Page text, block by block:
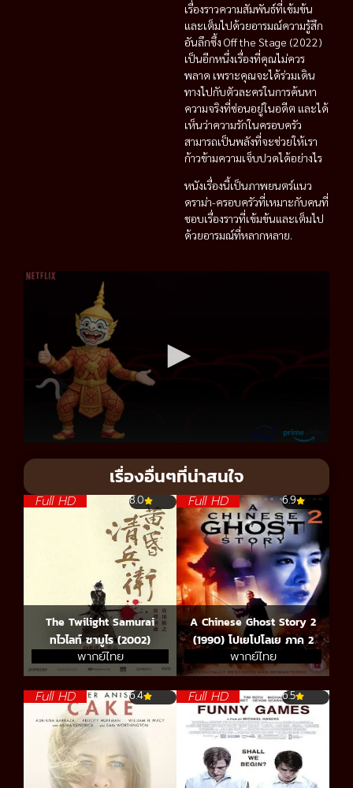
เรื่องราวความสัมพันธ์ที่เข้มข้น
และเต็มไปด้วยอารมณ์ความรู้สึก
อันลึกซึ้ง Off the Stage (2022)
เป็นอีกหนึ่งเรื่องที่คุณไม่ควร
พลาด เพราะคุณจะได้ร่วมเดิน
ทางไปกับตัวละครในการค้นหา
ความจริงที่ซ่อนอยู่ในอดีต และได้
เห็นว่าความรักในครอบครัว
สามารถเป็นพลังที่จะช่วยให้เรา
ก้าวข้ามความเจ็บปวดได้อย่างไร
หนังเรื่องนี้เป็นภาพยนตร์แนว
ดราม่า-ครอบครัวที่เหมาะกับคนที่
ชอบเรื่องราวที่เข้มข้นและเต็มไป
ด้วยอารมณ์ที่หลากหลาย.
เรื่องอื่นๆที่น่าสนใจ
Full HD 8.0
The Twilight Samurai
ทไวไลท์ ซามูไร (2002)
พากย์ไทย
Full HD 6.9
A Chinese Ghost Story 2
(1990) โปเยโปโลเย ภาค 2
พากย์ไทย
Full HD 6.4 Full HD 6.5